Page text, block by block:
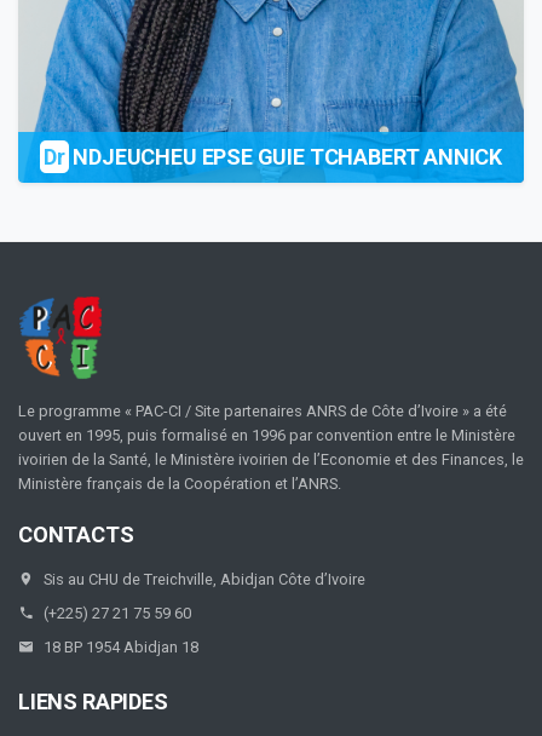
Dr NDJEUCHEU EPSE GUIE TCHABERT ANNICK
Le programme « PAC-CI / Site partenaires ANRS de Côte d’Ivoire » a été
ouvert en 1995, puis formalisé en 1996 par convention entre le Ministère
ivoirien de la Santé, le Ministère ivoirien de l’Economie et des Finances, le
Ministère français de la Coopération et l’ANRS.
CONTACTS
Sis au CHU de Treichville, Abidjan Côte d’Ivoire
(+225) 27 21 75 59 60
18 BP 1954 Abidjan 18
LIENS RAPIDES